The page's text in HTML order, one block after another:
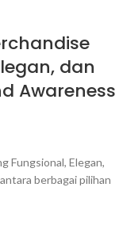
dan
Awareness
Fungsional, Elegan,
berbagai pilihan